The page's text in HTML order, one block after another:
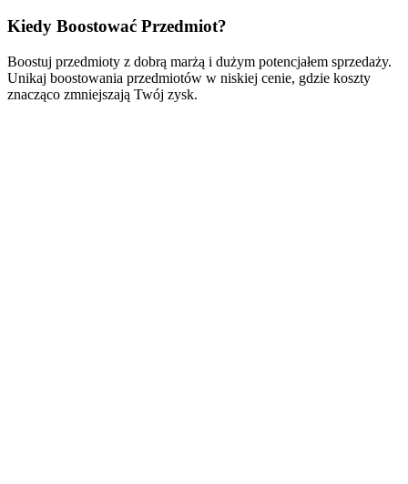
Kiedy Boostować Przedmiot?
Boostuj przedmioty z dobrą marżą i dużym potencjałem sprzedaży.
Unikaj boostowania przedmiotów w niskiej cenie, gdzie koszty
znacząco zmniejszają Twój zysk.